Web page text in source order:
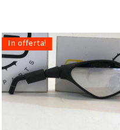
In offerta!